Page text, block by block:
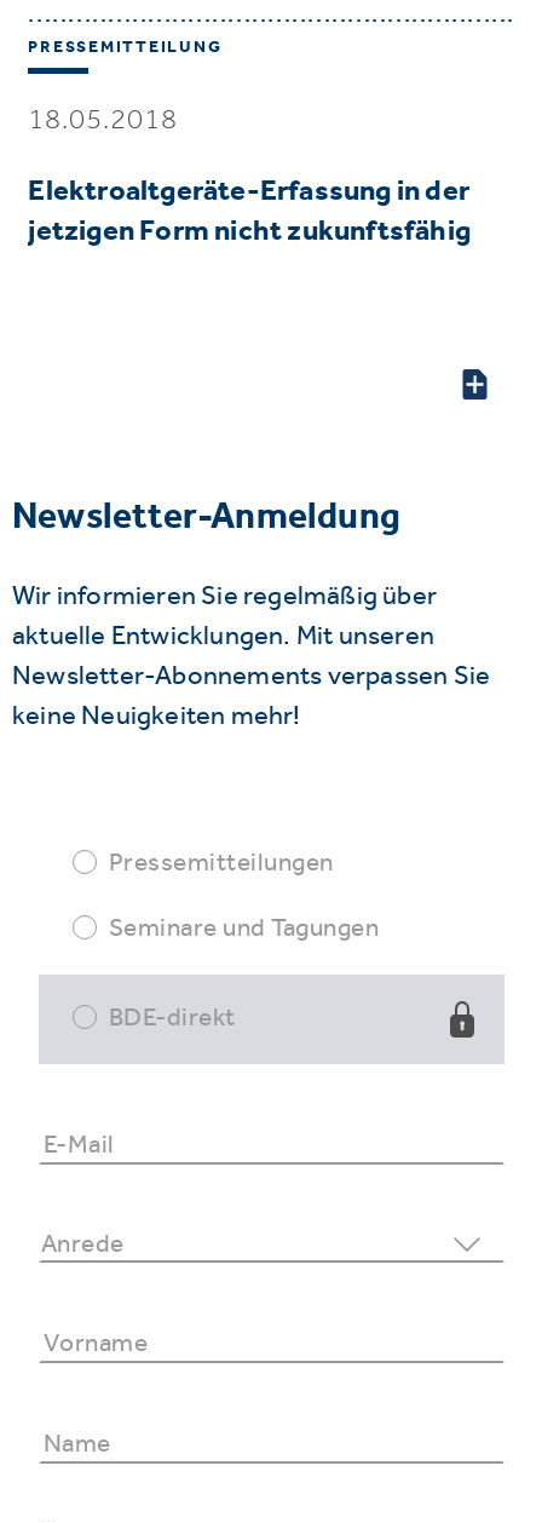
PRESSEMITTEILUNG
18.05.2018
Elektroaltgeräte-Erfassung in der
jetzigen Form nicht zukunftsfähig
Newsletter-Anmeldung
Wir informieren Sie regelmäßig über
aktuelle Entwicklungen. Mit unseren
Newsletter-Abonnements verpassen Sie
keine Neuigkeiten mehr!
Pressemitteilungen
Seminare und Tagungen
BDE-direkt